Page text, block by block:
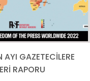
GAZETECİLERE
RAPORU